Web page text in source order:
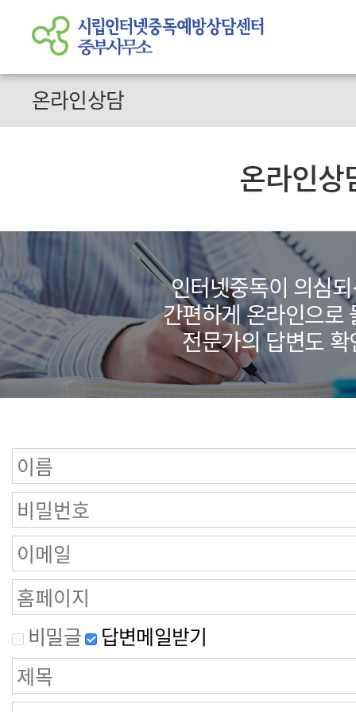
온라인상담
온라인상
인터넷중독이 의심
간편하게 온라인으로
전문가의 답변도
비밀글 답변메일받기